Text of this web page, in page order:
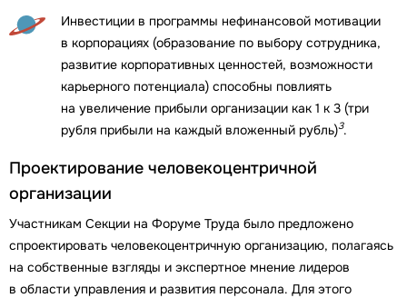
Инвестиции в программы нефинансовой мотивации
в корпорациях (образование по выбору сотрудника,
развитие корпоративных ценностей, возможности
карьерного потенциала) способны повлиять
на увеличение прибыли организации как 1 к 3 (три
рубля прибыли на каждый вложенный рубль)3.
Проектирование человекоцентричной
организации
Участникам Секции на Форуме Труда было предложено
спроектировать человекоцентричную организацию, полагаясь
на собственные взгляды и экспертное мнение лидеров
в области управления и развития персонала. Для этого